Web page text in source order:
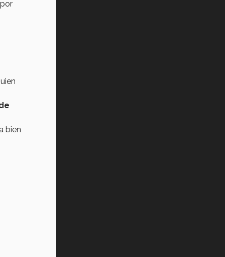
bien